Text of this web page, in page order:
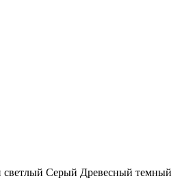
светлый Серый Древесный темный